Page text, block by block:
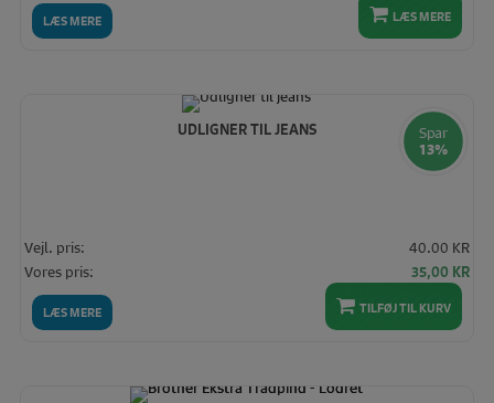
LÆS MERE LÆS MERE
Spar
13%
UDLIGNER TIL JEANS
LÆS MERE
Vejl. pris:
40.00 KR
Vores pris:
Den
oprindelige
pris
var:
35,00 KRDen
TILFØJ TIL KURV